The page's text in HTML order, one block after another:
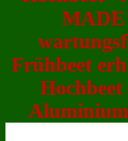
Frühbeet